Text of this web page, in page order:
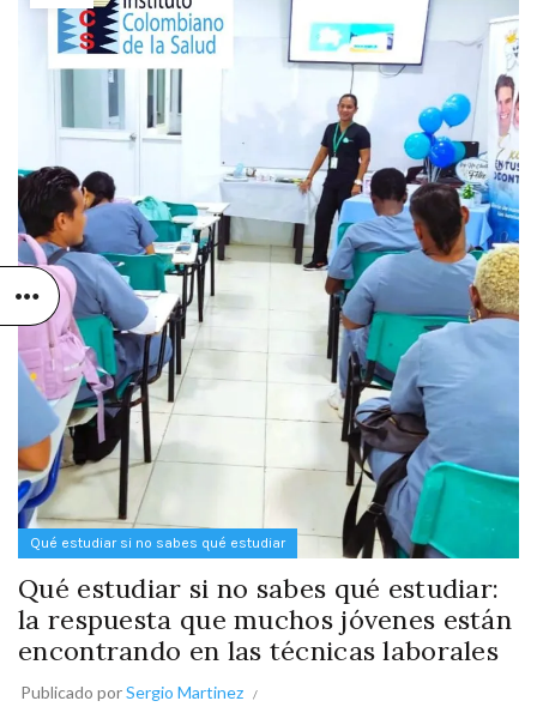
Qué estudiar si no sabes qué estudiar
Qué estudiar si no sabes qué estudiar:
la respuesta que muchos jóvenes están
encontrando en las técnicas laborales
Publicado porSergio Martinez